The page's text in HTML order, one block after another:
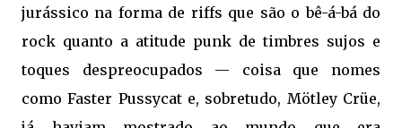
jurássico na forma de riffs que são o bê-á-bá do
rock quanto a atitude punk de timbres sujos e
toques despreocupados — coisa que nomes
como Faster Pussycat e, sobretudo, Mötley Crüe,